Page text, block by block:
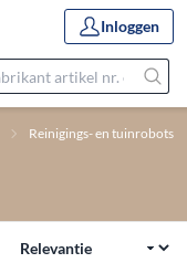
Inloggen
Reinigings- en tuinrobots